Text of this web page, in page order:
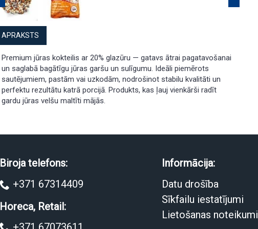
APRAKSTS
Premium jūras kokteilis ar 20% glazūru — gatavs ātrai pagatavošanai
un saglabā bagātīgu jūras garšu un sulīgumu. Ideāli piemērots
sautējumiem, pastām vai uzkodām, nodrošinot stabilu kvalitāti un
perfektu rezultātu katrā porcijā. Produkts, kas ļauj vienkārši radīt
gardu jūras velšu maltīti mājās.
Biroja telefons:
+371 67314409
Horeca, Retail:
Informācija:
Datu drošība
Sīkfailu iestatījumi
Lietošanas noteikumi